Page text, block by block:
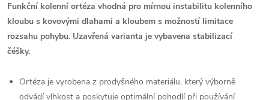
Funkční kolenní ortéza vhodná pro mírnou instabilitu kolenního
kloubu s kovovými dlahami a kloubem s možností limitace
rozsahu pohybu. Uzavřená varianta je vybavena stabilizací
čéšky.
Ortéza je vyrobena z prodyšného materiálu, který výborně
odvádí vlhkost a poskytuje optimální pohodlí při používání